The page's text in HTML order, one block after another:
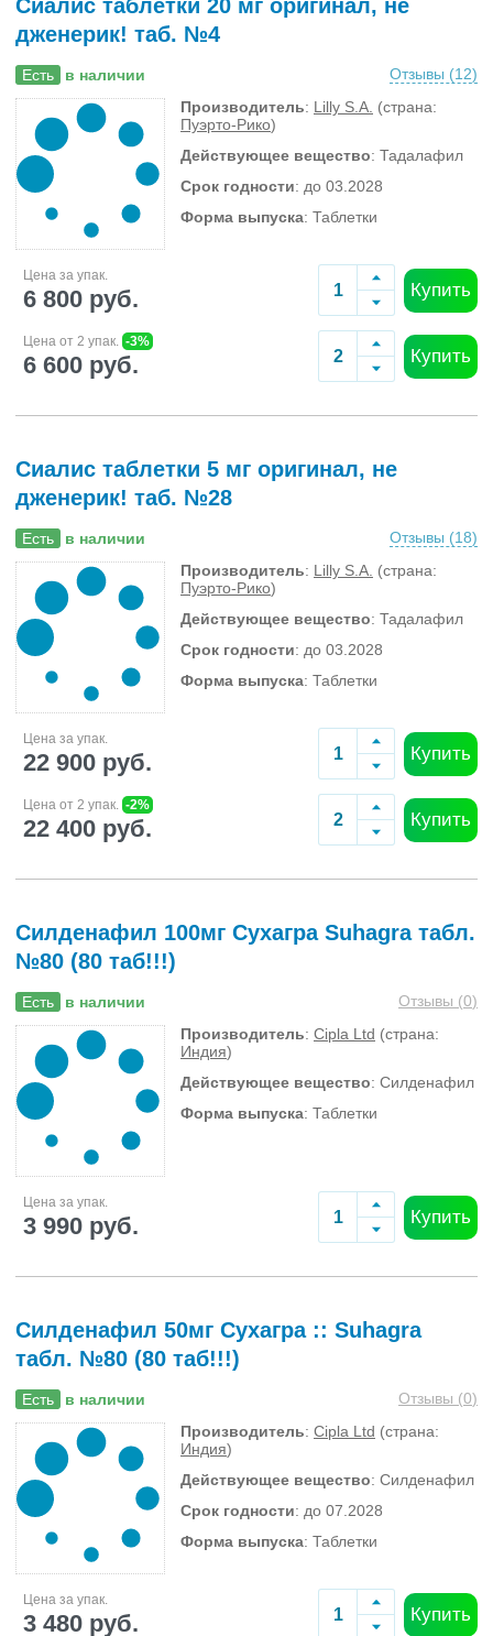
Сиалис таблетки 20 мг оригинал, не
дженерик! таб. №4
Есть в наличии Отзывы (12)
Производитель: Lilly S.A. (страна:
Пуэрто-Рико)
Действующее вещество: Тадалафил
Срок годности: до 03.2028
Форма выпуска: Таблетки
Цена за упак.
6 800 руб. Купить
Цена от 2 упак. -3%
6 600 руб. Купить
Сиалис таблетки 5 мг оригинал, не
дженерик! таб. №28
Есть в наличии Отзывы (18)
Производитель: Lilly S.A. (страна:
Пуэрто-Рико)
Действующее вещество: Тадалафил
Срок годности: до 03.2028
Форма выпуска: Таблетки
Цена за упак.
22 900 руб. Купить
Цена от 2 упак. -2%
22 400 руб. Купить
Силденафил 100мг Сухагра Suhagra табл.
№80 (80 таб!!!)
Есть в наличии Отзывы (0)
Производитель: Cipla Ltd (страна:
Индия)
Действующее вещество: Силденафил
Форма выпуска: Таблетки
Цена за упак.
3 990 руб. Купить
Силденафил 50мг Сухагра :: Suhagra
табл. №80 (80 таб!!!)
Есть в наличии Отзывы (0)
Производитель: Cipla Ltd (страна:
Индия)
Действующее вещество: Силденафил
Срок годности: до 07.2028
Форма выпуска: Таблетки
Цена за упак.
3 480 руб. Купить